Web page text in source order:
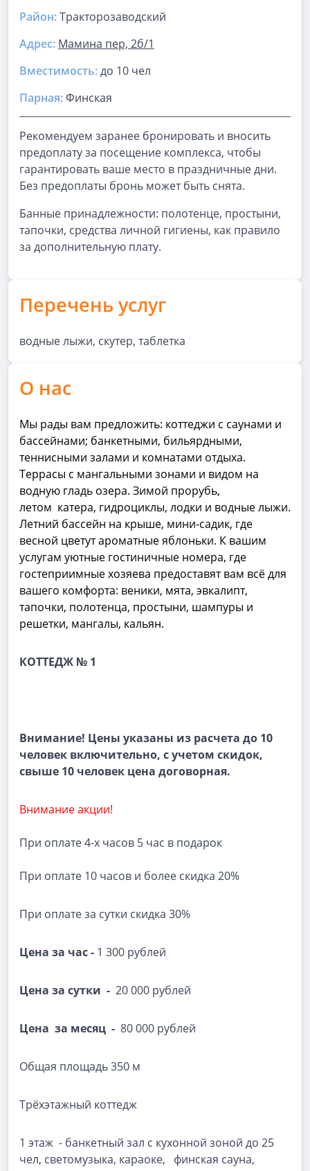
Район:Тракторозаводский
Адрес: Мамина пер, 2б/1
Вместимость:до 10 чел
Парная:Финская
Рекомендуем заранее бронировать и вносить
предоплату за посещение комплекса, чтобы
гарантировать ваше место в праздничные дни.
Без предоплаты бронь может быть снята.
Банные принадлежности: полотенце, простыни,
тапочки, средства личной гигиены, как правило
за дополнительную плату.
Перечень услуг
водные лыжи, скутер, таблетка
О нас
Мы рады вам предложить: коттеджи с саунами и
бассейнами; банкетными, бильярдными,
теннисными залами и комнатами отдыха.
Террасы с мангальными зонами и видом на
водную гладь озера. Зимой прорубь,
летом катера, гидроциклы, лодки и водные лыжи.
Летний бассейн на крыше, мини-садик, где
весной цветут ароматные яблоньки. К вашим
услугам уютные гостиничные номера, где
гостеприимные хозяева предоставят вам всё для
вашего комфорта: веники, мята, эвкалипт,
тапочки, полотенца, простыни, шампуры и
решетки, мангалы, кальян.
КОТТЕДЖ № 1
Внимание! Цены указаны из расчета до 10
человек включительно, с учетом скидок,
свыше 10 человек цена договорная.
Внимание акции!
При оплате 4-х часов 5 час в подарок
При оплате 10 часов и более скидка 20%
При оплате за сутки скидка 30%
Цена за час - 1 300 рублей
Цена за сутки - 20 000 рублей
Цена за месяц - 80 000 рублей
Общая площадь 350 м
Трёхэтажный коттедж
1 этаж - банкетный зал с кухонной зоной до 25
чел, светомузыка, караоке, финская сауна,